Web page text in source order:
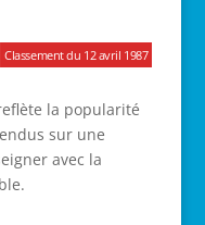
Classement du 12 avril 1987
la popularité
sur une
avec la